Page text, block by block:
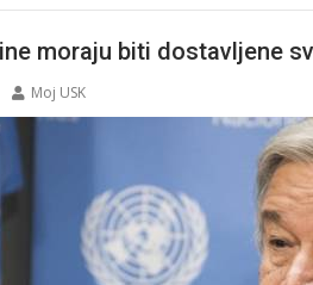
moraju biti dostavljene
Moj USK